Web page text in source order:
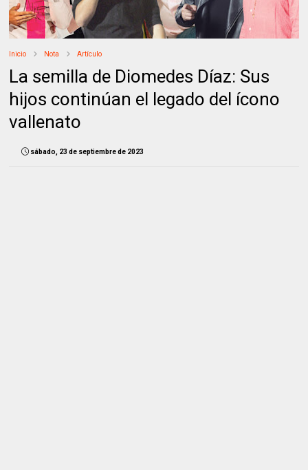
Inicio Nota Artículo
La semilla de Diomedes Díaz: Sus
hijos continúan el legado del ícono
vallenato
sábado, 23 de septiembre de 2023